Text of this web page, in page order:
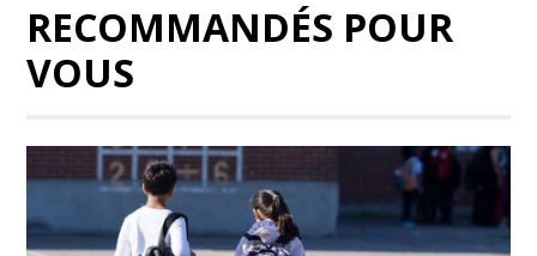
RECOMMANDÉS POUR
VOUS